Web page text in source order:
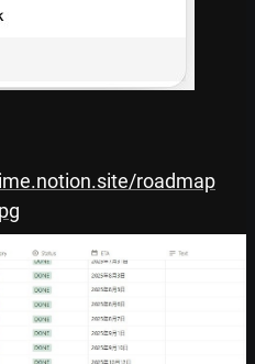
roadmap